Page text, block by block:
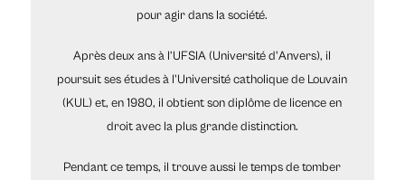
pour agir dans la société.
Après deux ans à l’UFSIA (Université d'Anvers), il
poursuit ses études à l'Université catholique de Louvain
(KUL) et, en 1980, il obtient son diplôme de licence en
droit avec la plus grande distinction.
Pendant ce temps, il trouve aussi le temps de tomber